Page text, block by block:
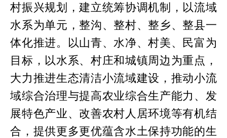
村振兴规划，建立统筹协调机制，以流域
水系为单元，整沟、整村、整乡、整县一
体化推进。以山青、水净、村美、民富为
目标，以水系、村庄和城镇周边为重点，
大力推进生态清洁小流域建设，推动小流
域综合治理与提高农业综合生产能力、发
展特色产业、改善农村人居环境等有机结
合，提供更多更优蕴含水土保持功能的生